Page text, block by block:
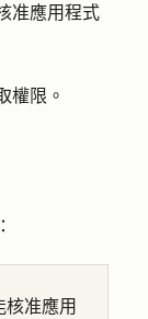
准應用程式
權限。
核准應用